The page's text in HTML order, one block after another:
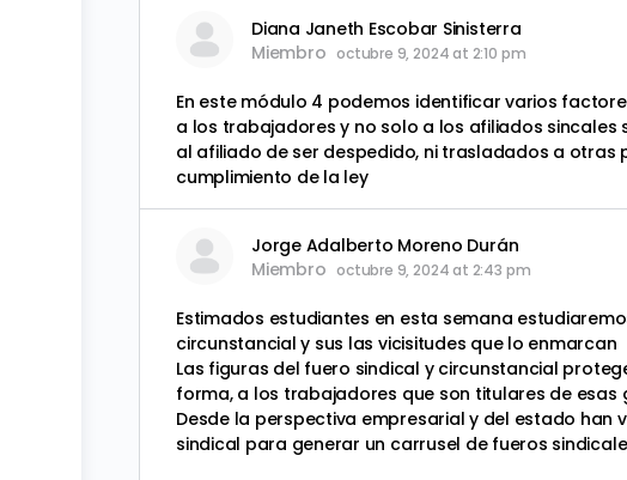
Diana Janeth Escobar Sinisterra
Miembro octubre 9, 2024 at 2:10 pm
En este módulo 4 podemos identificar varios
a los trabajadores y no solo a los afiliados
al afiliado de ser despedido, ni trasladados a
cumplimiento de la ley
Jorge Adalberto Moreno Durán
Miembro octubre 9, 2024 at 2:43 pm
Estimados estudiantes en esta semana
circunstancial y sus las vicisitudes que lo enmarcan
Las figuras del fuero sindical y circunstancial
forma, a los trabajadores que son titulares de esas
Desde la perspectiva empresarial y del estado
sindical para generar un carrusel de fueros